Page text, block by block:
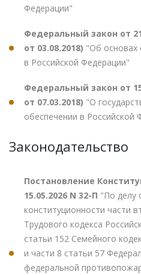
Федерации"
Федеральный закон от
от 03.08.2018) "Об основах
в Российской Федерации"
Федеральный закон от
от 07.03.2018) "О
обеспечении в Российской
Законодательство
Постановление
15.05.2026 N 32-П "По делу
конституционности части
Трудового кодекса
статьи 152 Семейного
и части 8 статьи 57
федеральной